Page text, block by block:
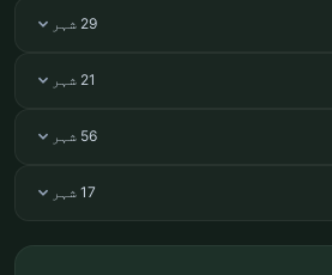
29 شہر
21 شہر
56 شہر
17 شہر